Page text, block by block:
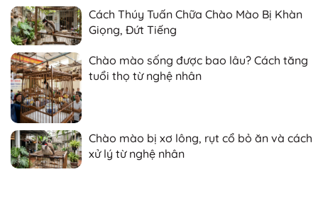
Cách Thúy Tuấn Chữa Chào Mào Bị Khàn
Giọng, Đứt Tiếng
Chào mào sống được bao lâu? Cách tăng
tuổi thọ từ nghệ nhân
Chào mào bị xơ lông, rụt cổ bỏ ăn và cách
xử lý từ nghệ nhân